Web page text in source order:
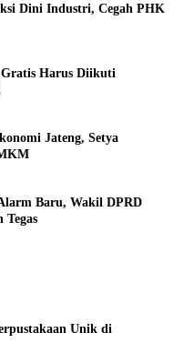
Dini Industri, Cegah PHK
Harus Diikuti
Jateng, Setya
Baru, Wakil DPRD
Tegas
Unik di